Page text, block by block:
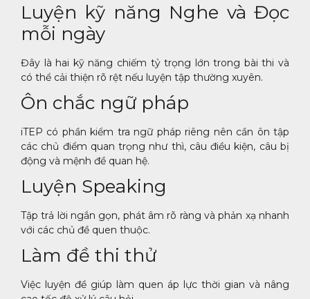
Luyện kỹ năng Nghe và Đọc
mỗi ngày
Đây là hai kỹ năng chiếm tỷ trọng lớn trong bài thi và
có thể cải thiện rõ rệt nếu luyện tập thường xuyên.
Ôn chắc ngữ pháp
iTEP có phần kiểm tra ngữ pháp riêng nên cần ôn tập
các chủ điểm quan trọng như thì, câu điều kiện, câu bị
động và mệnh đề quan hệ.
Luyện Speaking
Tập trả lời ngắn gọn, phát âm rõ ràng và phản xạ nhanh
với các chủ đề quen thuộc.
Làm đề thi thử
Việc luyện đề giúp làm quen áp lực thời gian và nâng